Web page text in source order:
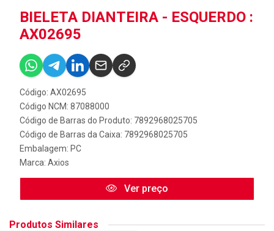
BIELETA DIANTEIRA - ESQUERDO :
AX02695
Código: AX02695
Código NCM: 87088000
Código de Barras do Produto: 7892968025705
Código de Barras da Caixa: 7892968025705
Embalagem: PC
Marca: Axios
Ver preço
Produtos Similares